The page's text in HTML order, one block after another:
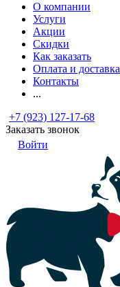
О компании
Услуги
Акции
Скидки
Как заказать
Оплата и доставка
Контакты
...
+7 (923) 127-17-68
Заказать звонок
Войти